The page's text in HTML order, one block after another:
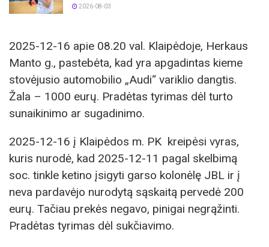
2026-08-03
2025-12-16 apie 08.20 val. Klaipėdoje, Herkaus
Manto g., pastebėta, kad yra apgadintas kieme
stovėjusio automobilio „Audi“ variklio dangtis.
Žala – 1000 eurų. Pradėtas tyrimas dėl turto
sunaikinimo ar sugadinimo.
2025-12-16 į Klaipėdos m. PK kreipėsi vyras,
kuris nurodė, kad 2025-12-11 pagal skelbimą
soc. tinkle ketino įsigyti garso kolonėlę JBL ir į
neva pardavėjo nurodytą sąskaitą pervedė 200
eurų. Tačiau prekės negavo, pinigai negrąžinti.
Pradėtas tyrimas dėl sukčiavimo.